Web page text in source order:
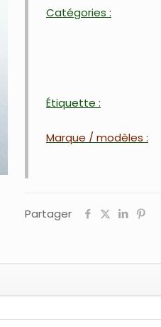
Catégories :
Étiquette :
Marque / modèles :
Partager